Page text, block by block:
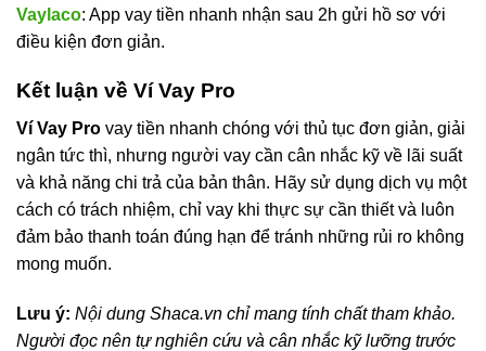
Vaylaco: App vay tiền nhanh nhận sau 2h gửi hồ sơ với
điều kiện đơn giản.
Kết luận về Ví Vay Pro
Ví Vay Pro vay tiền nhanh chóng với thủ tục đơn giản, giải
ngân tức thì, nhưng người vay cần cân nhắc kỹ về lãi suất
và khả năng chi trả của bản thân. Hãy sử dụng dịch vụ một
cách có trách nhiệm, chỉ vay khi thực sự cần thiết và luôn
đảm bảo thanh toán đúng hạn để tránh những rủi ro không
mong muốn.
Lưu ý: Nội dung Shaca.vn chỉ mang tính chất tham khảo.
Người đọc nên tự nghiên cứu và cân nhắc kỹ lưỡng trước